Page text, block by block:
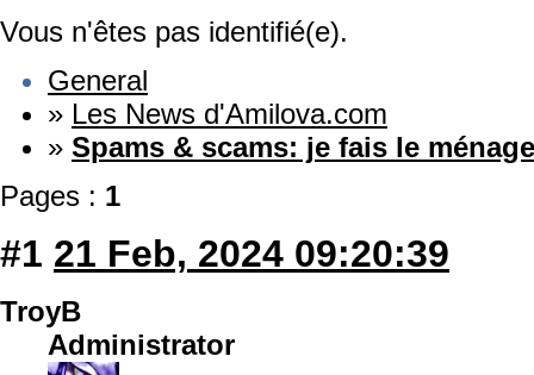
Vous n'êtes pas identifié(e).
General
» Les News d'Amilova.com
» Spams & scams: je fais le
Pages : 1
#1 21 Feb, 2024 09:20:39
TroyB
Administrator